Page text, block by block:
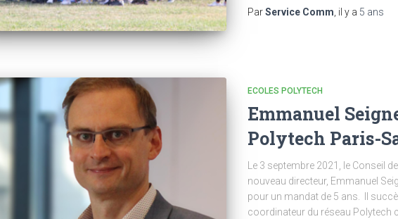
ParService Comm , il y a 5 ans
ECOLES POLYTECH
Emmanuel
Polytech Paris-
Le 3 septembre 2021, le Conseil
nouveau directeur, Emmanuel
pour un mandat de 5 ans. Il
coordinateur du réseau Polytech